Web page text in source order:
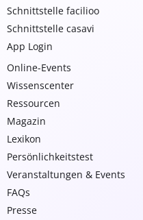
Schnittstelle facilioo
Schnittstelle casavi
App Login
Online-Events
Wissenscenter
Ressourcen
Magazin
Lexikon
Persönlichkeitstest
Veranstaltungen & Events
FAQs
Presse